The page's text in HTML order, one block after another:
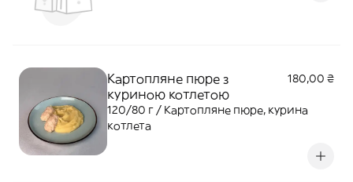
Картопляне пюре з
куриною котлетою
180,00 ₴
120/80 г / Картопляне пюре, курина
котлета